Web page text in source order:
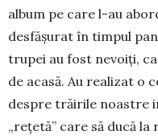
album pe care l-au
desfăşurat în tim­pul
trupei au fost nevoiți,
de acasă. Au realizat o
despre trăirile noastre
„rețetă” care să ducă